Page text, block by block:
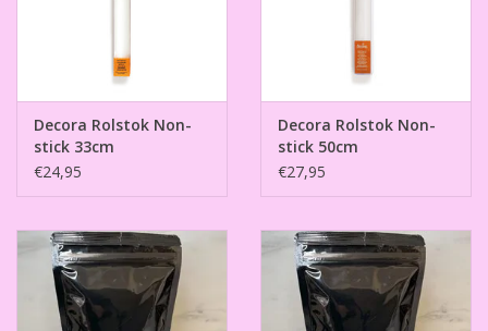
Decora Rolstok Non-
stick 33cm
€24,95
Decora Rolstok Non-
stick 50cm
€27,95